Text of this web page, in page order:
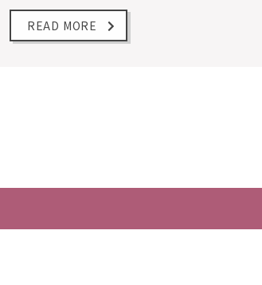
READ MORE